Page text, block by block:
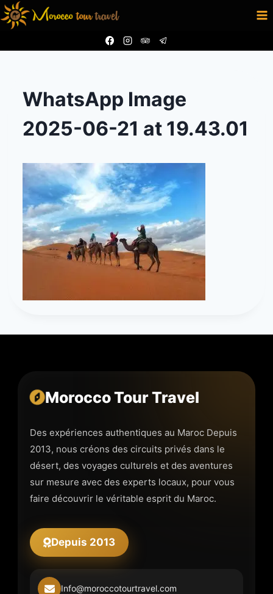
Aller
au
WhatsApp Image
2025-06-21 at 19.43.01
Morocco Tour Travel
Des expériences authentiques au Maroc Depuis
2013, nous créons des circuits privés dans le
désert, des voyages culturels et des aventures
sur mesure avec des experts locaux, pour vous
faire découvrir le véritable esprit du Maroc.
Depuis 2013
Info@moroccotourtravel.com